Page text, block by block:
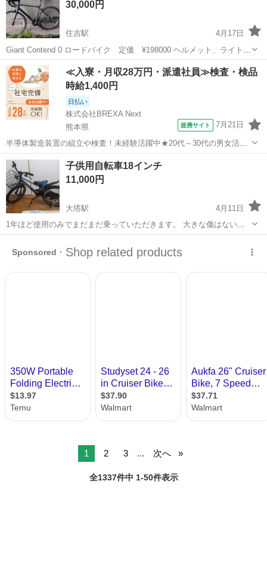
曲がる... 30,000円
住吉駅
4月17日
Giant Contend 0 ロードバイク 定価 ¥198000 ヘルメット、ライトも
おつけします。個別で売ることも可能ですので、その際はご連絡くだ
さい。 長い間外に放置していたので、ブレーキがタイヤに接触し、タ
イヤも...
長崎 長崎市 住吉駅 ロードバイク contend
≪入寮・月収28万円・派遣社員≫検査・検品
時給1,400円
日払い
株式会社BREXA Next
熊本県
提携サイト 7月21日
半導体製造装置の組立や検査！未経験活躍中★20代～30代の男女活躍
中★ワンルーム寮完備！赴任旅費会社負担！マイカー通勤OK！無料駐
車場あり！正社員登用あり！《熊本県菊池郡大津町》 人気の工場のお
仕事 ◇半導体製造装置の組立...
熊本 その他
子供用自転車18インチ
11,000円
大塔駅
4月11日
1年ほど使用のみでまだまだ乗っていただきます。 大きな傷はないで
すが、あくまでも中古品ということをご理解いただき、画像確認の上
ご購入くださいますようお願いします。
1 2 3 ... 次へ
全1337件中 1-50件表示